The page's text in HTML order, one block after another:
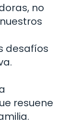
no
desafíos
resuene